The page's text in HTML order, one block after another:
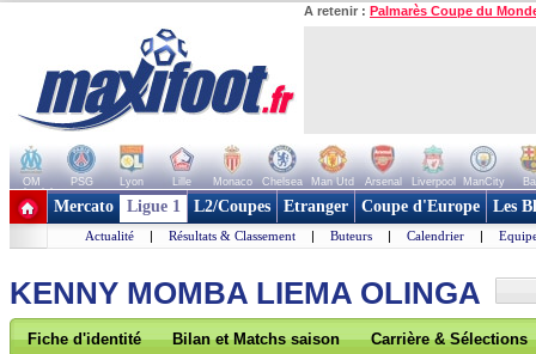
A retenir : Palmarès Coupe du
OM PSG Lyon Lille Monaco Chelsea Man Utd Arsenal Liverpool ManCity
+ de clubs
Mercato Ligue 1 L2/Coupes Etranger Coupe d'Europe Les
Actualité | Résultats & Classement | Buteurs | Calendrier |
KENNY MOMBA LIEMA OLINGA
Fiche d'identité Bilan et Matchs saison Carrière & Sélections